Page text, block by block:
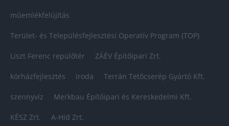
műemlékfelújítás
Terület- és Településfejlesztési Operatív Program (TOP)
Liszt Ferenc repülőtér ZÁÉV Építőipari Zrt.
kórházfejlesztés iroda Terrán Tetőcserép Gyártó Kft.
szennyvíz Merkbau Építőipari és Kereskedelmi Kft.
KÉSZ Zrt. A-Híd Zrt.